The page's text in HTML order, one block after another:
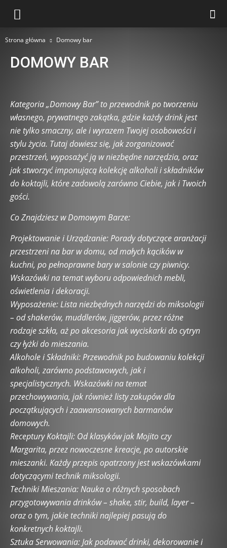
Strona główna Domowy bar
DOMOWY BAR
Alkohole przyszłości
Alkohole świata
Bezglutenowe i wegańskie drinki
Ciekawostki
Czytelnicy Piszą
Degustacje alkoholi
DIY alkohole
Domowe syropy i infuzje
Domowy bar
Drinki bezalkoholowe
Drinki dla dwojga
Drinki dla grup
Drinki dla sportowców i aktywnych
Drinki egzotyczne
Drinki eksperymentalne z kuchni świata
Drinki filmowe
Drinki historyczne i zapomniane
Drinki imprezowe i szybkie
Drinki wg składników
Drinki wg Smaku
Eksperymentalne koktajle
Eksperymenty molekularne
Fakty i Mity
Food & Cocktail Stories
Food pairing
Historia alkoholi
Historia koktajli filmowych i literackich
Klasyczne koktajle
Koktajle bez cukru
Koktajle niskoprocentowe (low ABV)
Kultura picia
Legendarny bar i barmani
Mocktaile
Najpopularniejsze drinki na świecie
Napoje grzane i zimowe
Poradnik barmański
Poradnik dla początkujących
Porady
Pozostałe wpisy
Pytania od Czytelników
Sprzęt barmański
Street drinks świata
Sztuka serwowania drinków
Tajniki miksologii
Wywiady
Zdrowie a alkohol
Zero Waste w barze
Kategoria „Domowy Bar” to przewodnik po tworzeniu
własnego, prywatnego zakątka, gdzie każdy drink jest
nie tylko smaczny, ale i wyrazem Twojej osobowości i
stylu życia. Tutaj dowiesz się, jak zorganizować
przestrzeń, wyposażyć ją w niezbędne narzędzia, oraz
jak stworzyć imponującą kolekcję alkoholi i składników
do koktajli, które zadowolą zarówno Ciebie, jak i Twoich
gości.
Co Znajdziesz w Domowym Barze:
Projektowanie i Urządzanie: Porady dotyczące aranżacji
przestrzeni na bar w domu, od małych kącików w
kuchni, po pełnoprawne bary w salonie czy piwnicy.
Wskazówki na temat wyboru odpowiednich mebli,
oświetlenia i dekoracji.
Wyposażenie: Lista niezbędnych narzędzi do miksologii
– od shakerów, muddlerów, jiggerów, przez różne
rodzaje szkła, aż po akcesoria jak wyciskarki do cytryn
czy łyżki do mieszania.
Alkohole i Składniki: Przewodnik po budowaniu kolekcji
alkoholi, zarówno podstawowych, jak i
specjalistycznych. Wskazówki na temat
przechowywania, jak również listy zakupów dla
początkujących i zaawansowanych barmanów
domowych.
Receptury Koktajli: Od klasyków jak Mojito czy
Margarita, przez nowoczesne kreacje, po autorskie
mieszanki. Każdy przepis opatrzony jest wskazówkami
dotyczącymi technik miksologii.
Techniki Mieszania: Nauka o różnych sposobach
przygotowywania drinków – shake, stir, build, layer –
oraz o tym, jakie techniki najlepiej pasują do
konkretnych koktajli.
Sztuka Serwowania: Jak podawać drinki, dekorowanie i